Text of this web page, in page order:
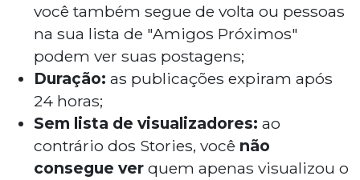
você também segue de volta ou pessoas
na sua lista de "Amigos Próximos"
podem ver suas postagens;
Duração: as publicações expiram após
24 horas;
Sem lista de visualizadores: ao
contrário dos Stories, você não
consegue ver quem apenas visualizou o